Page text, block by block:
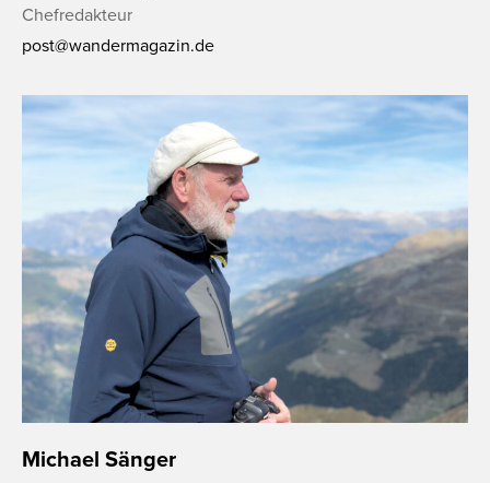
Chefredakteur
post@wandermagazin.de
Michael Sänger